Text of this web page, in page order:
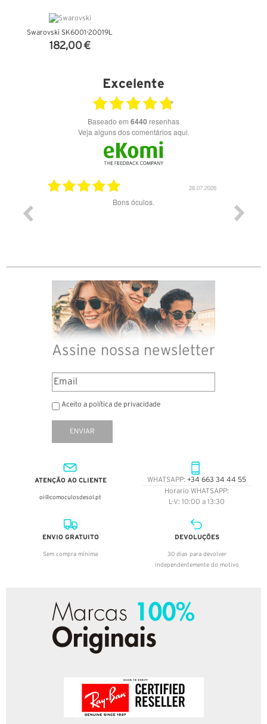
Swarovski SK6001-20019L
182,00 €
Excelente
Baseado em 6440 resenhas
Veja alguns dos comentários aqui.
28.07.2026
Bons óculos.
Assine nossa newsletter
Aceito a política de privacidade
ENVIAR
ATENÇÃO AO CLIENTE
oi@comoculosdesol.pt
WHATSAPP: +34 663 34 44 55
Horario WHATSAPP:
L-V: 10:00 a 13:30
ENVIO GRATUITO
Sem compra mínima
DEVOLUÇÕES
30 dias para devolver
independentemente do motivo